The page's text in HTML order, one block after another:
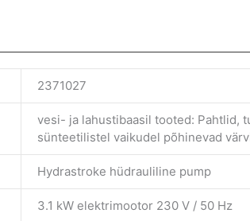
2371027
vesi- ja lahustibaasil tooted: Pahtlid,
sünteetilistel vaikudel põhinevad
Hydrastroke hüdrauliline pump
3.1 kW elektrimootor 230 V / 50 Hz